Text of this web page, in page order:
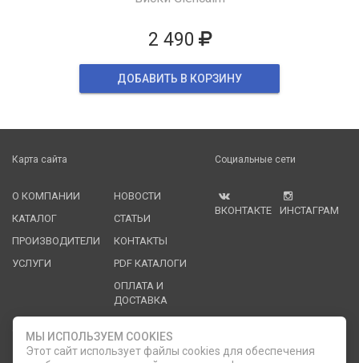
2 490
ДОБАВИТЬ В КОРЗИНУ
Карта сайта
О КОМПАНИИ
КАТАЛОГ
ПРОИЗВОДИТЕЛИ
УСЛУГИ
НОВОСТИ
СТАТЬИ
КОНТАКТЫ
PDF КАТАЛОГИ
ОПЛАТА И
ДОСТАВКА
Социальные сети
ВКОНТАКТЕ ИНСТАГРАМ
Служба клиентской поддержки
МЫ ИСПОЛЬЗУЕМ COOKIES
Этот сайт использует файлы cookies для обеспечения